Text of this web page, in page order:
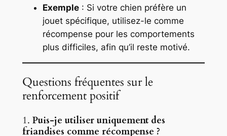
Exemple: Si votre chien préfère un
jouet spécifique, utilisez-le comme
récompense pour les comportements
plus difficiles, afin qu’il reste motivé.
Questions fréquentes sur le
renforcement positif
1. Puis-je utiliser uniquement des
friandises comme récompense ?